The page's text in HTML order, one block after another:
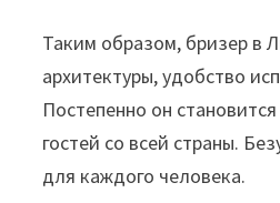
Таким образом, бризер в
архитектуры, удобство
Постепенно он
гостей со всей страны.
для каждого человека.